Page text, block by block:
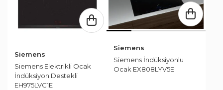
Siemens
Siemens Elektrikli Ocak
İndüksiyon Destekli
EH975LVC1E
Siemens
Siemens İndüksiyonlu
Ocak EX808LYV5E